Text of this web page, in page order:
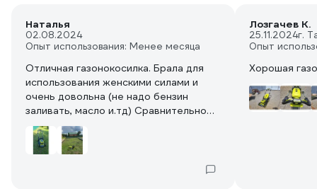
Наталья
02.08.2024
Опыт использования: Менее месяца
Отличная газонокосилка. Брала для
использования женскими силами и
очень довольна (не надо бензин
заливать, масло и.тд) Сравнительно
тихая, нет выхлопа, вполне можно
поднять. Из-за веса взяла поуже, хотя
участок довольно большой. Конечно,
хотелось бы 2 аккумулятор 🔋 и плюс,
Лозгачев К.
25.11.2024г.
Опыт
Хорошая